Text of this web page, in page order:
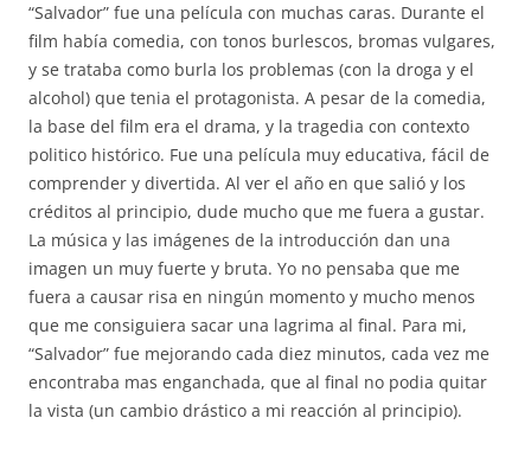
“Salvador” fue una película con muchas caras. Durante el
film había comedia, con tonos burlescos, bromas vulgares,
y se trataba como burla los problemas (con la droga y el
alcohol) que tenia el protagonista. A pesar de la comedia,
la base del film era el drama, y la tragedia con contexto
politico histórico. Fue una película muy educativa, fácil de
comprender y divertida. Al ver el año en que salió y los
créditos al principio, dude mucho que me fuera a gustar.
La música y las imágenes de la introducción dan una
imagen un muy fuerte y bruta. Yo no pensaba que me
fuera a causar risa en ningún momento y mucho menos
que me consiguiera sacar una lagrima al final. Para mi,
“Salvador” fue mejorando cada diez minutos, cada vez me
encontraba mas enganchada, que al final no podia quitar
la vista (un cambio drástico a mi reacción al principio).